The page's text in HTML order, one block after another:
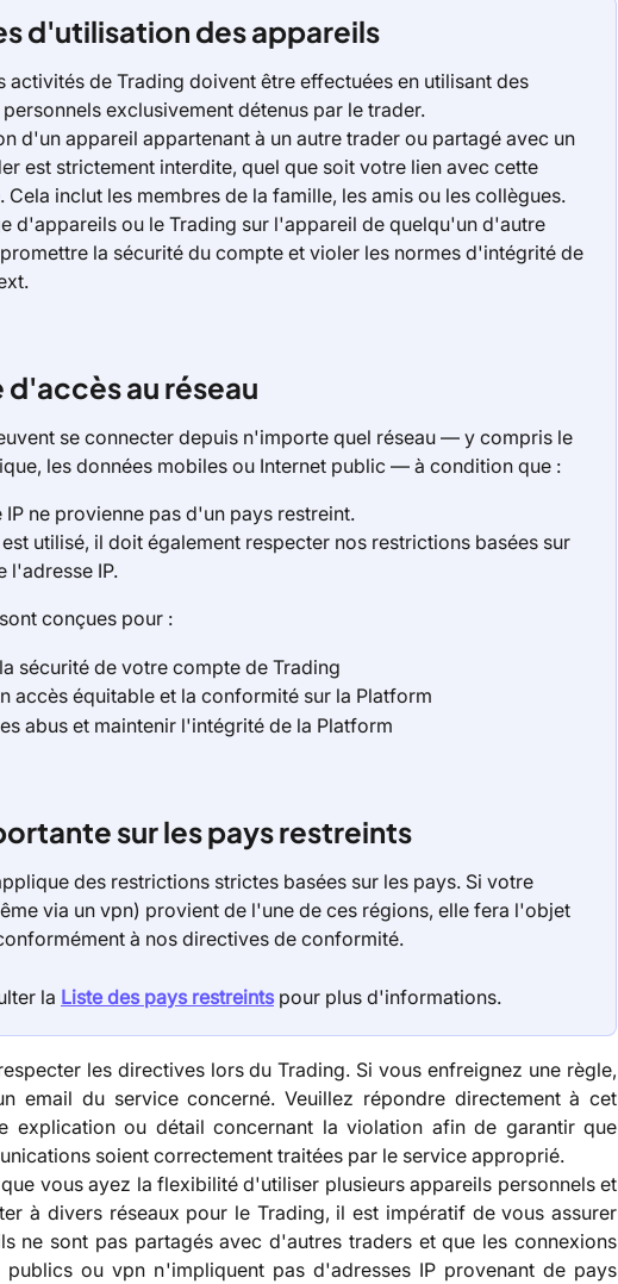
d'utilisation des appareils
activités de Trading doivent être effectuées en utilisant des
exclusivement détenus par le trader.
d'un appareil appartenant à un autre trader ou partagé avec un
est strictement interdite, quel que soit votre lien avec cette
Cela inclut les membres de la famille, les amis ou les collègues.
d'appareils ou le Trading sur l'appareil de quelqu'un d'autre
la sécurité du compte et violer les normes d'intégrité de
au réseau
se connecter depuis n'importe quel réseau — y compris le
les données mobiles ou Internet public — à condition que :
IP ne provienne pas d'un pays restreint.
utilisé, il doit également respecter nos restrictions basées sur
l'adresse IP.
conçues pour :
sécurité de votre compte de Trading
accès équitable et la conformité sur la Platform
abus et maintenir l'intégrité de la Platform
sur les pays restreints
des restrictions strictes basées sur les pays. Si votre
via un vpn) provient de l'une de ces régions, elle fera l'objet
à nos directives de conformité.
la Liste des pays restreints pour plus d'informations.
les directives lors du Trading. Si vous enfreignez une règle,
email du service concerné. Veuillez répondre directement à cet
explication ou détail concernant la violation afin de garantir que
soient correctement traitées par le service approprié.
vous ayez la flexibilité d'utiliser plusieurs appareils personnels et
à divers réseaux pour le Trading, il est impératif de vous assurer
ne sont pas partagés avec d'autres traders et que les connexions
publics ou vpn n'impliquent pas d'adresses IP provenant de pays